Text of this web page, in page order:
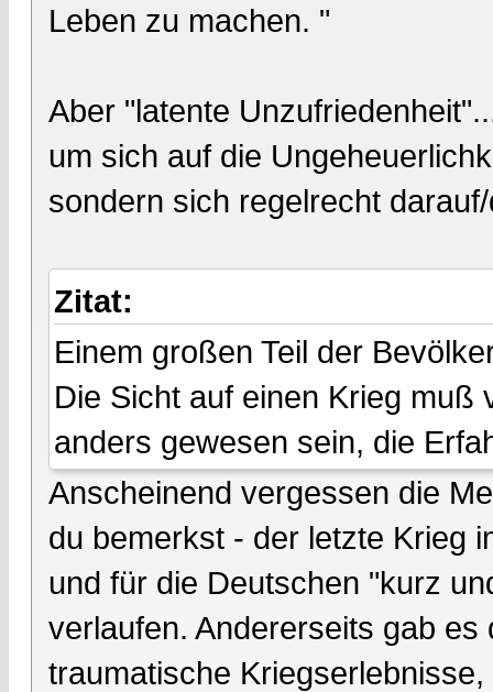
Leben zu machen. "
Aber "latente
um sich auf die
sondern sich regelrecht
Zitat:
Einem großen Teil der
Die Sicht auf einen Krieg muß
anders gewesen sein, die
Anscheinend vergessen die
du bemerkst - der letzte Krieg
und für die Deutschen "kurz
verlaufen. Andererseits gab
traumatische